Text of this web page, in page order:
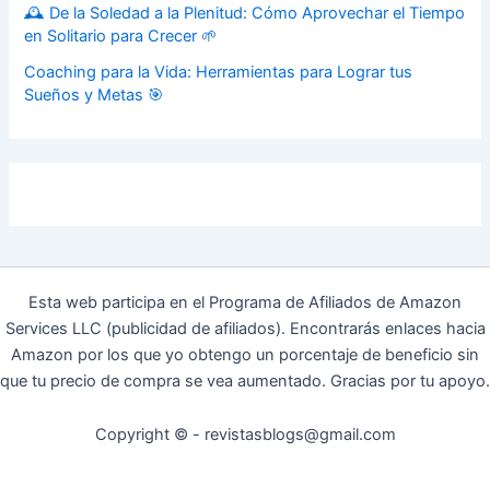
🕰️ De la Soledad a la Plenitud: Cómo Aprovechar el Tiempo
en Solitario para Crecer 🌱
Coaching para la Vida: Herramientas para Lograr tus
Sueños y Metas 🎯
Esta web participa en el Programa de Afiliados de Amazon
Services LLC (publicidad de afiliados). Encontrarás enlaces hacia
Amazon por los que yo obtengo un porcentaje de beneficio sin
que tu precio de compra se vea aumentado. Gracias por tu apoyo.
Copyright © - revistasblogs@gmail.com